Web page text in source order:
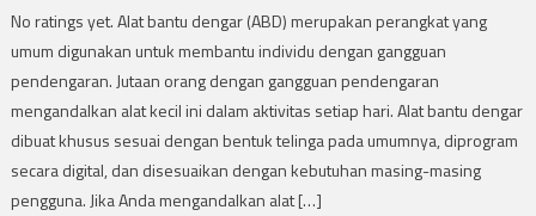
No ratings yet. Alat bantu dengar (ABD) merupakan perangkat yang
umum digunakan untuk membantu individu dengan gangguan
pendengaran. Jutaan orang dengan gangguan pendengaran
mengandalkan alat kecil ini dalam aktivitas setiap hari. Alat bantu dengar
dibuat khusus sesuai dengan bentuk telinga pada umumnya, diprogram
secara digital, dan disesuaikan dengan kebutuhan masing-masing
pengguna. Jika Anda mengandalkan alat […]